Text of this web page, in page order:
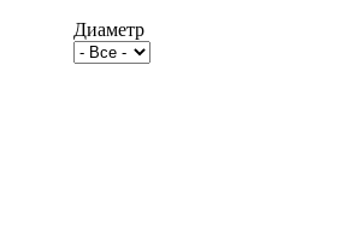
Диаметр